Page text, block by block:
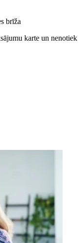
brīža
karte un nenotiek